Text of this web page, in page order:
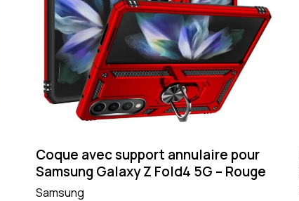
Coque avec support annulaire pour
Samsung Galaxy Z Fold4 5G – Rouge
Samsung